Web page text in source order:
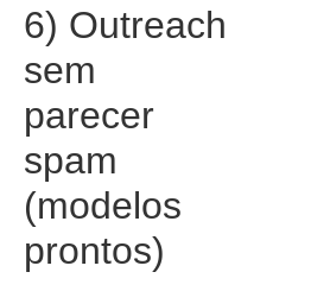
6) Outreach
sem
parecer
spam
(modelos
prontos)